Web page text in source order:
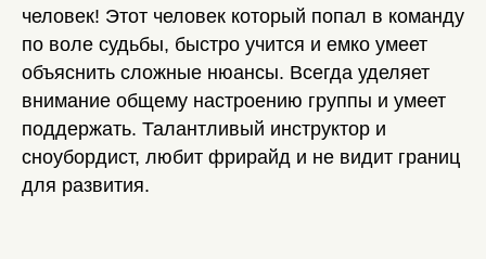
человек! Этот человек который попал в команду
по воле судьбы, быстро учится и емко умеет
объяснить сложные нюансы. Всегда уделяет
внимание общему настроению группы и умеет
поддержать. Талантливый инструктор и
сноубордист, любит фрирайд и не видит границ
для развития.